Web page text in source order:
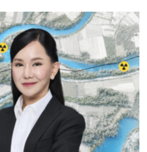
โดย พรรคเพื่อไทย
น่วยงาน แก้ไขปัญหาสารพิษข้าม
ย-รวก กระทบชีวิตคนเชียงราย-